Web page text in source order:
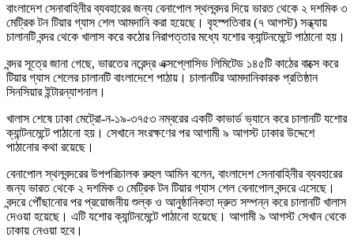
বাংলাদেশ সেনাবাহিনীর ব্যবহারের জন্য বেনাপোল স্থলবন্দর দিয়ে ভারত থেকে ২ দশমিক ৩
মেট্রিক টন টিয়ার গ্যাস শেল আমদানি করা হয়েছে। বৃহস্পতিবার (৭ আগস্ট) সন্ধ্যায়
চালানটি বন্দর থেকে খালাস করে কঠোর নিরাপত্তার মধ্যে যশোর ক্যান্টনমেন্টে পাঠানো হয়।
বন্দর সূত্রে জানা গেছে, ভারতের নরেন্দ্র এক্সপ্লোসিভ লিমিটেড ১৪৫টি কাঠের বাক্সে করে
টিয়ার গ্যাস শেলের চালানটি বাংলাদেশে পাঠায়। চালানটির আমদানিকারক প্রতিষ্ঠান
সিনসিয়ার ইন্টারন্যাশনাল।
খালাস শেষে ঢাকা মেট্রো-ন-১৯-৩৭৫৩ নম্বরের একটি কাভার্ড ভ্যানে করে চালানটি যশোর
ক্যান্টনমেন্টে পাঠানো হয়। সেখানে সংরক্ষণের পর আগামী ৯ আগস্ট ঢাকার উদ্দেশে
পাঠানোর কথা রয়েছে।
বেনাপোল স্থলবন্দরের উপপরিচালক রুহুল আমিন বলেন, বাংলাদেশ সেনাবাহিনীর ব্যবহারের
জন্য ভারত থেকে ২ দশমিক ৩ মেট্রিক টন টিয়ার গ্যাস শেল বেনাপোল বন্দরে এসেছে।
বন্দরে পৌঁছানোর পর প্রয়োজনীয় শুল্ক ও আনুষ্ঠানিকতা দ্রুত সম্পন্ন করে চালানটি খালাস
দেওয়া হয়েছে। এটি যশোর ক্যান্টনমেন্টে পাঠানো হয়েছে। আগামী ৯ আগস্ট সেখান থেকে
ঢাকায় নেওয়া হবে।